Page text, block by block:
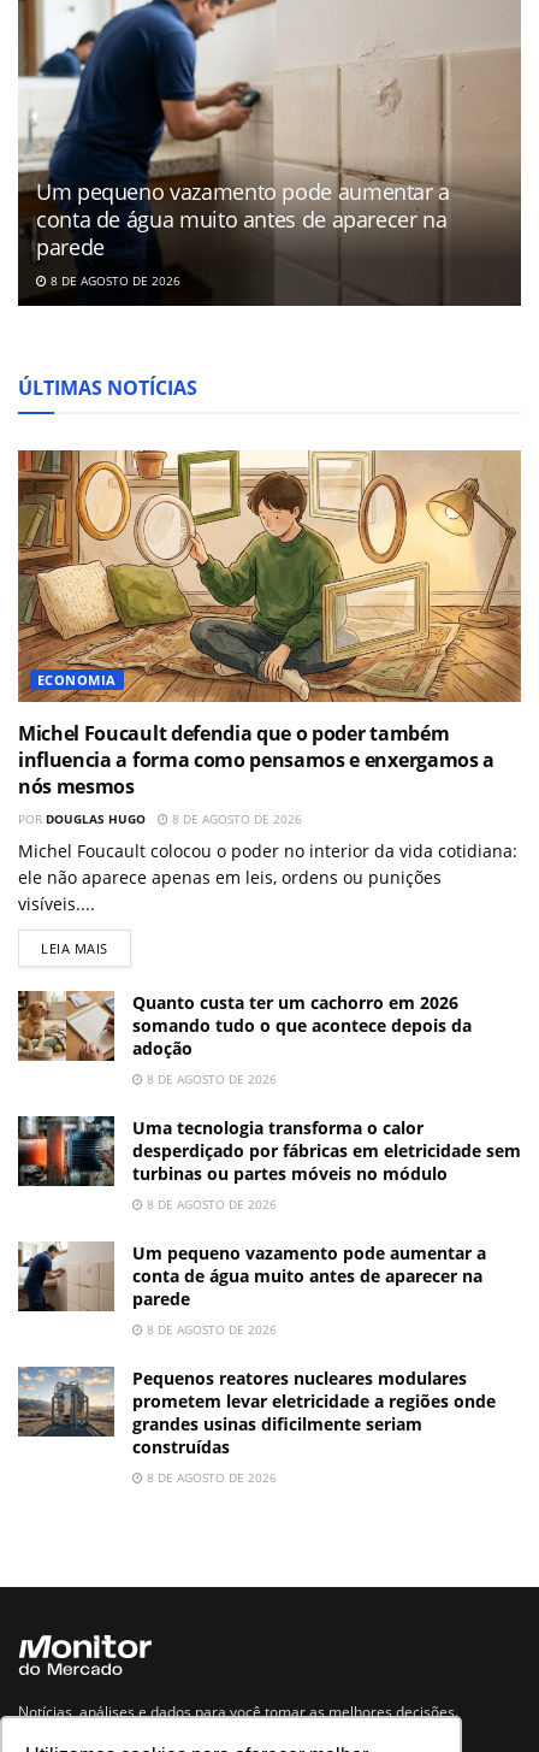
Um pequeno vazamento pode aumentar a
conta de água muito antes de aparecer na
parede
8 DE AGOSTO DE 2026
ÚLTIMAS NOTÍCIAS
ECONOMIA
Michel Foucault defendia que o poder também
influencia a forma como pensamos e enxergamos a
nós mesmos
POR DOUGLAS HUGO 8 DE AGOSTO DE 2026
Michel Foucault colocou o poder no interior da vida cotidiana:
ele não aparece apenas em leis, ordens ou punições
visíveis....
LEIA MAIS
Quanto custa ter um cachorro em 2026
somando tudo o que acontece depois da
adoção
8 DE AGOSTO DE 2026
Uma tecnologia transforma o calor
desperdiçado por fábricas em eletricidade sem
turbinas ou partes móveis no módulo
8 DE AGOSTO DE 2026
Um pequeno vazamento pode aumentar a
conta de água muito antes de aparecer na
parede
8 DE AGOSTO DE 2026
Pequenos reatores nucleares modulares
prometem levar eletricidade a regiões onde
grandes usinas dificilmente seriam
construídas
8 DE AGOSTO DE 2026
Notícias, análises e dados para você tomar as melhores decisões.